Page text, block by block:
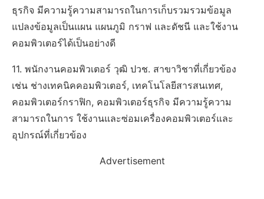
ธุรกิจ มีความรู้ความสามารถในการเก็บรวมรวมข้อมูล
แปลงข้อมูลเป็นแผน แผนภูมิ กราฟ และดัชนี และใช้งาน
คอมพิวเตอร์ได้เป็นอย่างดี
11. พนักงานคอมพิวเตอร์ วุฒิ ปวช. สาขาวิชาที่เกี่ยวข้อง
เช่น ช่างเทคนิคคอมพิวเตอร์, เทคโนโลยีสารสนเทศ,
คอมพิวเตอร์กราฟิก, คอมพิวเตอร์ธุรกิจ มีความรู้ความ
สามารถในการ ใช้งานและซ่อมเครื่องคอมพิวเตอร์และ
อุปกรณ์ที่เกี่ยวข้อง
Advertisement